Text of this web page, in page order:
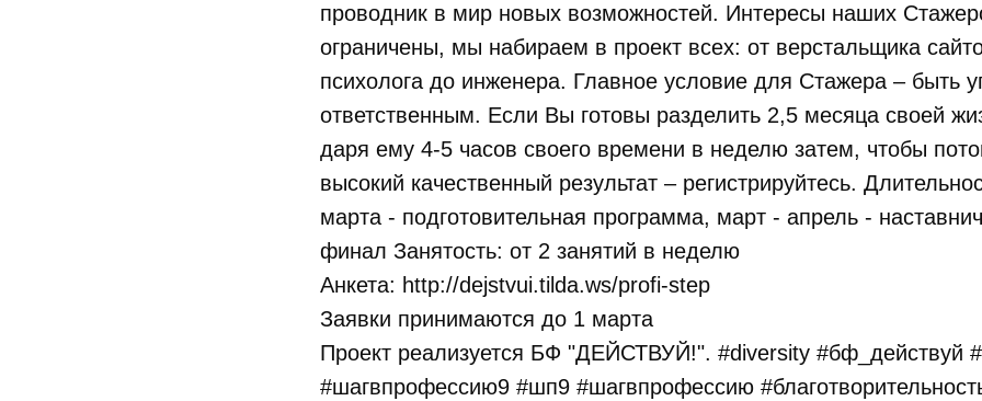
проводник в мир новых возможностей. Интересы наших
ограничены, мы набираем в проект всех: от верстальщика
психолога до инженера. Главное условие для Стажера – быть
ответственным. Если Вы готовы разделить 2,5 месяца своей
даря ему 4-5 часов своего времени в неделю затем, чтобы
высокий качественный результат – регистрируйтесь.
марта - подготовительная программа, март - апрель -
финал Занятость: от 2 занятий в неделю
Анкета: http://dejstvui.tilda.ws/profi-step
Заявки принимаются до 1 марта
Проект реализуется БФ "ДЕЙСТВУЙ!". #diversity #бф_действуй
#шагвпрофессию9 #шп9 #шагвпрофессию